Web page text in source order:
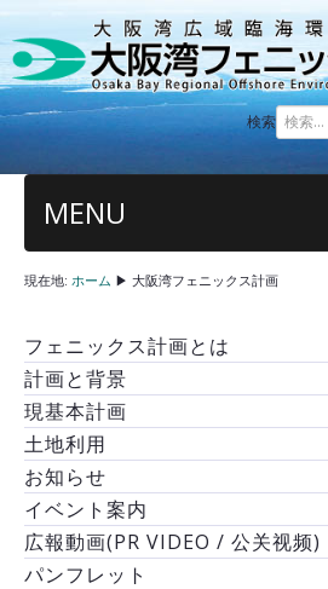
検索
MENU
現在地: ホーム ▶ 大阪湾フェニックス計画
フェニックス計画とは
計画と背景
現基本計画
土地利用
お知らせ
イベント案内
広報動画(PR VIDEO / 公关视频)
パンフレット